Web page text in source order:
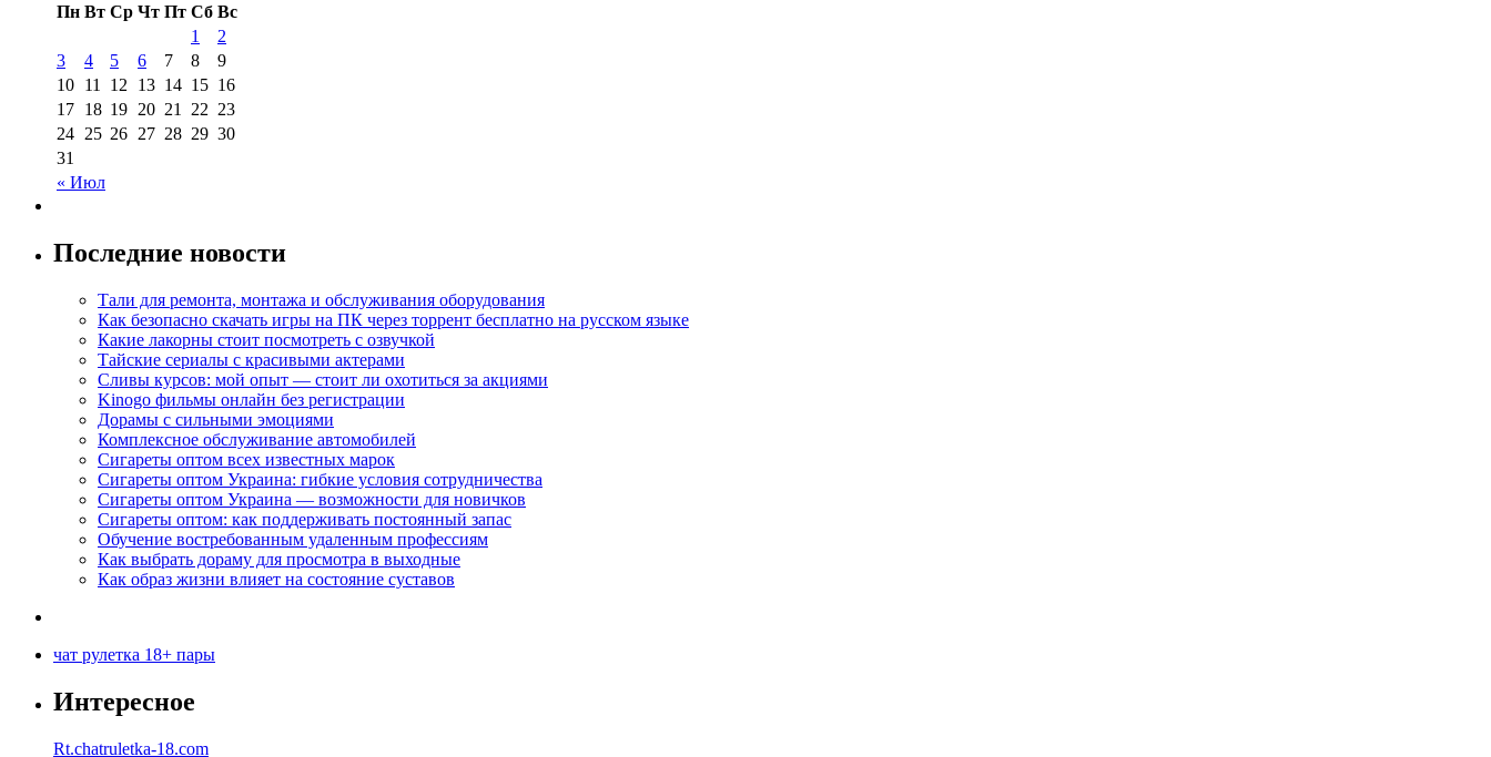
Пн Вт Ср Чт Пт Сб Вс
« Июл
1
2
3
4 5 6 7 8
9
10 11 12 13 14 15 16
17 18 19 20 21 22 23
24 25 26 27 28 29 30
31
Последние новости
Тали для ремонта, монтажа и обслуживания оборудования
Как безопасно скачать игры на ПК через торрент бесплатно на русском языке
Какие лакорны стоит посмотреть с озвучкой
Тайские сериалы с красивыми актерами
Сливы курсов: мой опыт — стоит ли охотиться за акциями
Kinogo фильмы онлайн без регистрации
Дорамы с сильными эмоциями
Комплексное обслуживание автомобилей
Сигареты оптом всех известных марок
Сигареты оптом Украина: гибкие условия сотрудничества
Сигареты оптом Украина — возможности для новичков
Сигареты оптом: как поддерживать постоянный запас
Обучение востребованным удаленным профессиям
Как выбрать дораму для просмотра в выходные
Как образ жизни влияет на состояние суставов
чат рулетка 18+ пары
Интересное
Rt.chatruletka-18.com